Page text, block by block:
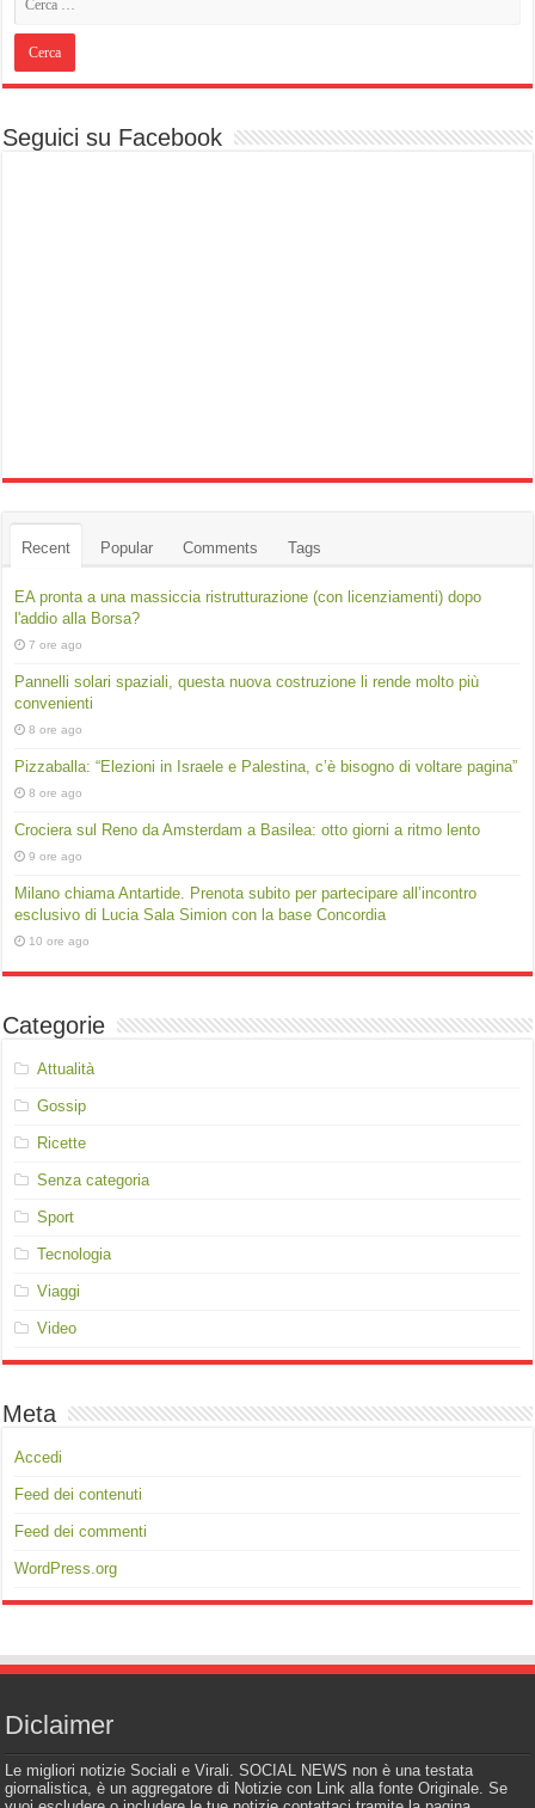
Seguici su Facebook
Recent Popular Comments Tags
EA pronta a una massiccia ristrutturazione (con licenziamenti) dopo
l'addio alla Borsa?
7 ore ago
Pannelli solari spaziali, questa nuova costruzione li rende molto più
convenienti
8 ore ago
Pizzaballa: “Elezioni in Israele e Palestina, c’è bisogno di voltare pagina”
8 ore ago
Crociera sul Reno da Amsterdam a Basilea: otto giorni a ritmo lento
9 ore ago
Milano chiama Antartide. Prenota subito per partecipare all’incontro
esclusivo di Lucia Sala Simion con la base Concordia
10 ore ago
Categorie
Attualità
Gossip
Ricette
Senza categoria
Sport
Tecnologia
Viaggi
Video
Meta
Accedi
Feed dei contenuti
Feed dei commenti
WordPress.org
Diclaimer
Le migliori notizie Sociali e Virali. SOCIAL NEWS non è una testata
giornalistica, è un aggregatore di Notizie con Link alla fonte Originale. Se